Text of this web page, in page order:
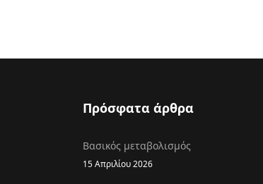
Πρόσφατα άρθρα
Βασικός μεταβολισμός
15 Απριλίου 2026